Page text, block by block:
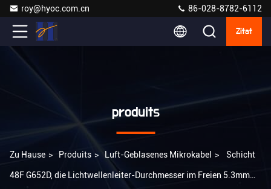
roy@hyoc.com.cn 86-028-8782-6112
Zitat
produits
Zu Hause > Produits > Luft-Geblasenes Mikrokabel > Schicht
48F G652D, die Lichtwellenleiter-Durchmesser im Freien 5.3mm